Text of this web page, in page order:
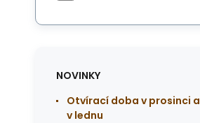
NOVINKY
Otvírací doba v prosinci a
v lednu